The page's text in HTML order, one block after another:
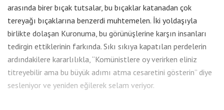
arasında birer bıçak tutsalar, bu bıçaklar katanadan çok
tereyağı bıçaklarına benzerdi muhtemelen. İki yoldaşıyla
birlikte dolaşan Kuronuma, bu görünüşlerine karşın insanları
tedirgin ettiklerinin farkında. Sıkı sıkıya kapatılan perdelerin
ardındakilere kararlılıkla, “Komünistlere oy verirken eliniz
titreyebilir ama bu büyük adımı atma cesaretini gösterin” diye
sesleniyor ve yeniden eğilerek selam veriyor.